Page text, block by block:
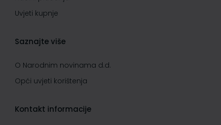
Uvjeti kupnje
Saznajte više
O Narodnim novinama d.d.
Opći uvjeti korištenja
Kontakt informacije